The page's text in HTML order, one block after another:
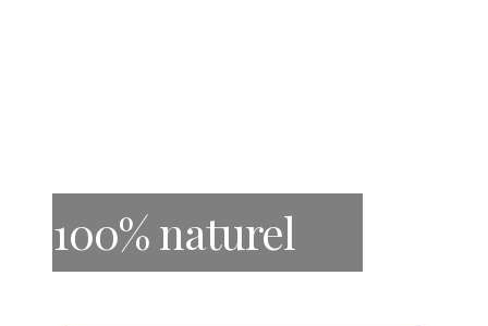
100% naturel